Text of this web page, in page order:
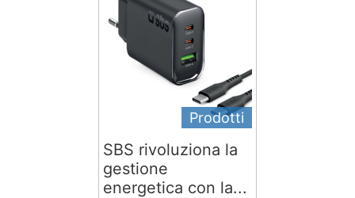
Prodotti
SBS rivoluziona la
gestione
energetica con la...